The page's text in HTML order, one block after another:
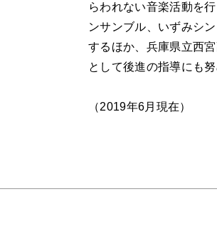
らわれない音楽活動を
ンサンブル、いずみシ
するほか、兵庫県立西
として後進の指導にも努
（2019年6月現在）